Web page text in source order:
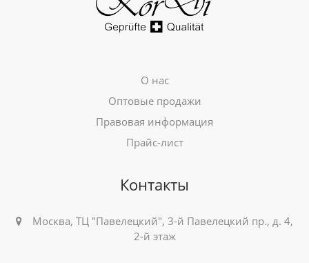
О нас
Оптовые продажи
Правовая информация
Прайс-лист
Контакты
Москва, ТЦ "Павелецкий", 3-й Павелецкий пр., д. 4,
2-й этаж